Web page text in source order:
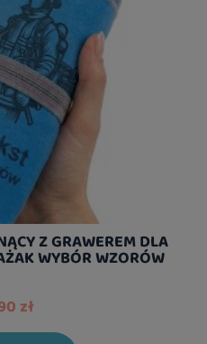
Z GRAWEREM DLA
WYBÓR WZORÓW
zł